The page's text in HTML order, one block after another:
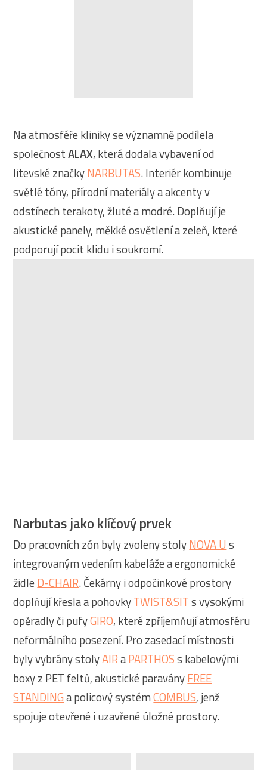
Na atmosféře kliniky se významně podílela
společnostALAX, která dodala vybavení od
litevské značkyNARBUTAS. Interiér kombinuje
světlé tóny, přírodní materiály a akcenty v
odstínech terakoty, žluté a modré. Doplňují je
akustické panely, měkké osvětlení a zeleň, které
podporují pocit klidu i soukromí.
Narbutas jako klíčový prvek
Do pracovních zón byly zvoleny stolyNOVA U s
integrovaným vedením kabeláže a ergonomické
židle D-CHAIR. Čekárny i odpočinkové prostory
doplňují křesla a pohovkyTWIST&SITs vysokými
opěradly či pufyGIRO, které zpříjemňují atmosféru
neformálního posezení. Pro zasedací místnosti
byly vybrány stolyAIRaPARTHOSs kabelovými
boxy z PET feltů, akustické paraványFREE
STANDINGa policový systémCOMBUS, jenž
spojuje otevřené i uzavřené úložné prostory.